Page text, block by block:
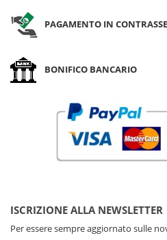
PAGAMENTO IN
BONIFICO BANCARIO
ISCRIZIONE ALLA NEWSLETTER
Per essere sempre aggiornato sulle